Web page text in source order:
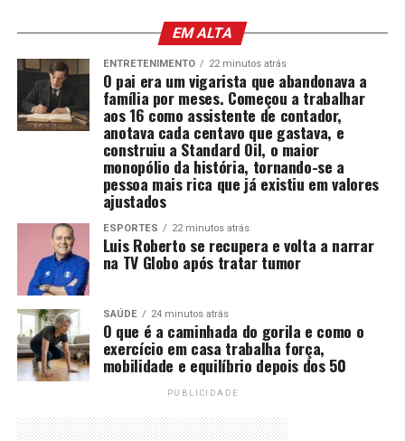
EM ALTA
ENTRETENIMENTO 22 minutos atrás
O pai era um vigarista que abandonava a
família por meses. Começou a trabalhar
aos 16 como assistente de contador,
anotava cada centavo que gastava, e
construiu a Standard Oil, o maior
monopólio da história, tornando-se a
pessoa mais rica que já existiu em valores
ajustados
ESPORTES 22 minutos atrás
Luis Roberto se recupera e volta a narrar
na TV Globo após tratar tumor
SAÚDE 24 minutos atrás
O que é a caminhada do gorila e como o
exercício em casa trabalha força,
mobilidade e equilíbrio depois dos 50
PUBLICIDADE